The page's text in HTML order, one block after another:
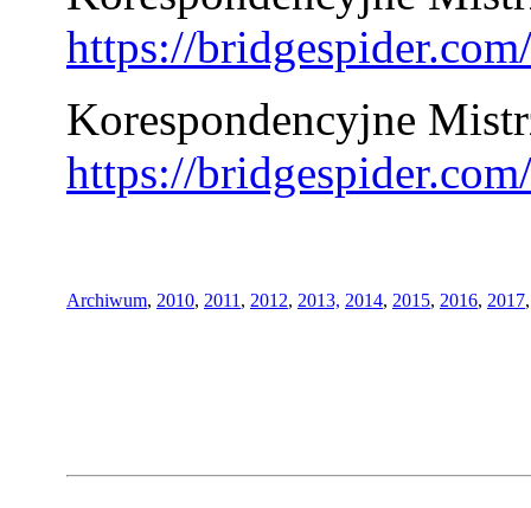
https://
Korespondencyjne
https://
Archiwum, 2010, 2011 , 2012, 2013, 2014, 2015, 2016, 2017